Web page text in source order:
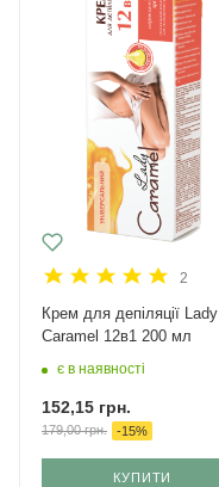
2
Крем для депіляції Lady
Caramel 12в1 200 мл
є в наявності
152,15 грн.
179,00грн. -15%
КУПИТИ